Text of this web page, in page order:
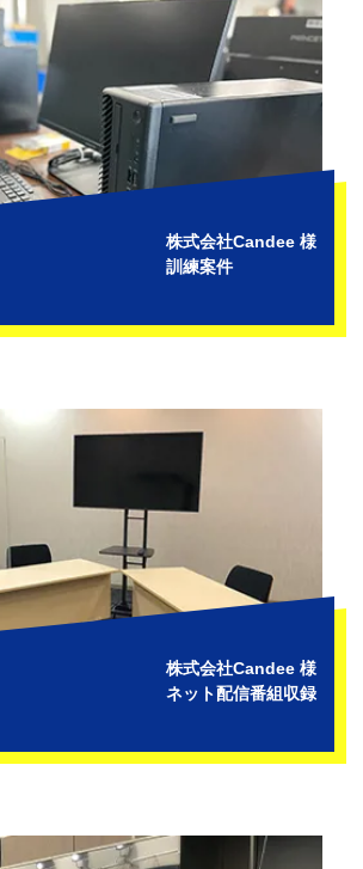
株式会社Candee 様
訓練案件
株式会社Candee 様
ネット配信番組収録